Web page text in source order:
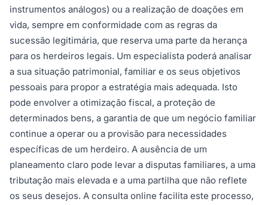
instrumentos análogos) ou a realização de doações em
vida, sempre em conformidade com as regras da
sucessão legitimária, que reserva uma parte da herança
para os herdeiros legais. Um especialista poderá analisar
a sua situação patrimonial, familiar e os seus objetivos
pessoais para propor a estratégia mais adequada. Isto
pode envolver a otimização fiscal, a proteção de
determinados bens, a garantia de que um negócio familiar
continue a operar ou a provisão para necessidades
específicas de um herdeiro. A ausência de um
planeamento claro pode levar a disputas familiares, a uma
tributação mais elevada e a uma partilha que não reflete
os seus desejos. A consulta online facilita este processo,